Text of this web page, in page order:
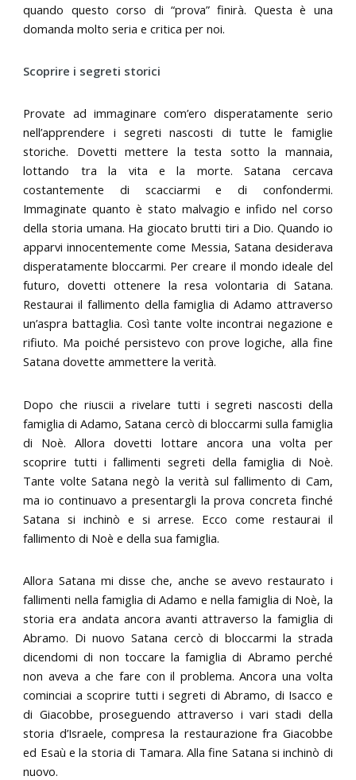
quando questo corso di “prova” finirà. Questa è una
domanda molto seria e critica per noi.
Scoprire i segreti storici
Provate ad immaginare com’ero disperatamente serio
nell’apprendere i segreti nascosti di tutte le famiglie
storiche. Dovetti mettere la testa sotto la mannaia,
lottando tra la vita e la morte. Satana cercava
costantemente di scacciarmi e di confondermi.
Immaginate quanto è stato malvagio e infido nel corso
della storia umana. Ha giocato brutti tiri a Dio. Quando io
apparvi innocentemente come Messia, Satana desiderava
disperatamente bloccarmi. Per creare il mondo ideale del
futuro, dovetti ottenere la resa volontaria di Satana.
Restaurai il fallimento della famiglia di Adamo attraverso
un’aspra battaglia. Così tante volte incontrai negazione e
rifiuto. Ma poiché persistevo con prove logiche, alla fine
Satana dovette ammettere la verità.
Dopo che riuscii a rivelare tutti i segreti nascosti della
famiglia di Adamo, Satana cercò di bloccarmi sulla famiglia
di Noè. Allora dovetti lottare ancora una volta per
scoprire tutti i fallimenti segreti della famiglia di Noè.
Tante volte Satana negò la verità sul fallimento di Cam,
ma io continuavo a presentargli la prova concreta finché
Satana si inchinò e si arrese. Ecco come restaurai il
fallimento di Noè e della sua famiglia.
Allora Satana mi disse che, anche se avevo restaurato i
fallimenti nella famiglia di Adamo e nella famiglia di Noè, la
storia era andata ancora avanti attraverso la famiglia di
Abramo. Di nuovo Satana cercò di bloccarmi la strada
dicendomi di non toccare la famiglia di Abramo perché
non aveva a che fare con il problema. Ancora una volta
cominciai a scoprire tutti i segreti di Abramo, di Isacco e
di Giacobbe, proseguendo attraverso i vari stadi della
storia d’Israele, compresa la restaurazione fra Giacobbe
ed Esaù e la storia di Tamara. Alla fine Satana si inchinò di
nuovo.